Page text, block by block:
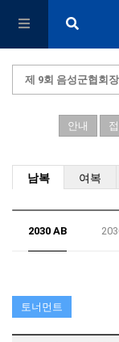
제 9회 음성군협회
안내
남복 여복
2030 AB
토너먼트